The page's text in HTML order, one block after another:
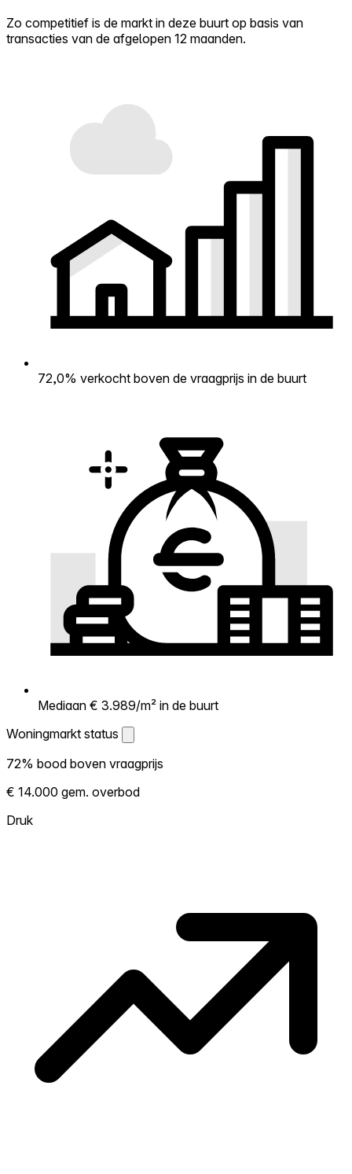
Zo competitief is de markt in deze buurt op basis van
transacties van de afgelopen 12 maanden.
72,0% verkocht boven de vraagprijs in de buurt
Mediaan € 3.989/m² in de buurt
Woningmarkt status
Woningmarkt status
Laat zien hoe competitief de markt hier is.
Hoe meer woningen boven vraagprijs
verkopen, hoe heter. Heet? Verwacht
72% bood boven vraagprijs
€ 14.000 gem. overbod
Druk